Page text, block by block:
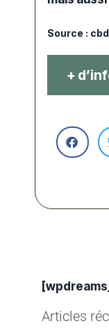
Source :
+
Articles